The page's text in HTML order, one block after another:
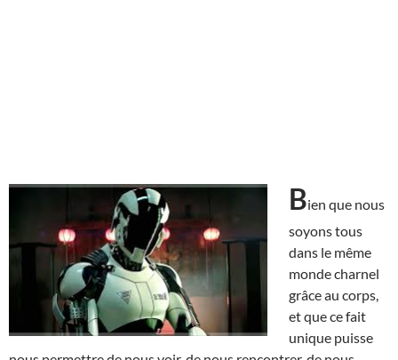
Bien que nous
soyons tous
dans le même
monde charnel
grâce au corps,
et que ce fait
unique puisse